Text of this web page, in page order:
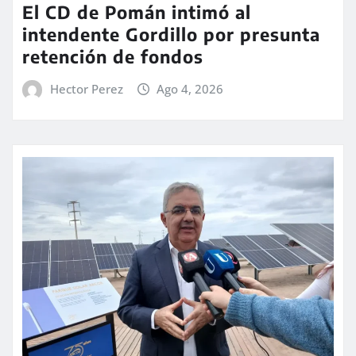
El CD de Pomán intimó al
intendente Gordillo por presunta
retención de fondos
Hector Perez Ago 4, 2026